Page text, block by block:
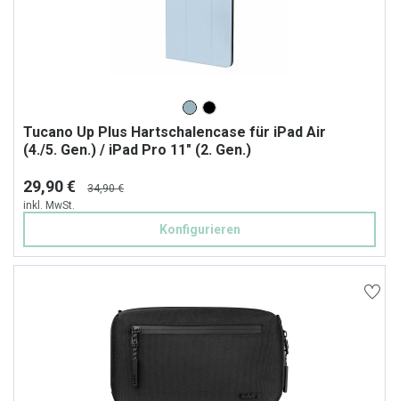
Tucano Up Plus Hartschalencase für iPad Air
(4./5. Gen.) / iPad Pro 11" (2. Gen.)
29,90 €
34,90 €
inkl. MwSt.
Konfigurieren